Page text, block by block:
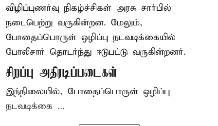
விழிப்புணர்வு நிகழ்ச்சிகள் அரசு சார்பில்
நடைபெற்று வருகின்றன. மேலும்,
போதைப்பொருள் ஒழிப்பு நடவடிக்கையில்
போலீசார் தொடர்ந்து ஈடுபட்டு வருகின்றனர்.
சிறப்பு அதிரடிப்படைகள்
இந்நிலையில், போதைப்பொருள் ஒழிப்பு
நடவடிக்கை ...